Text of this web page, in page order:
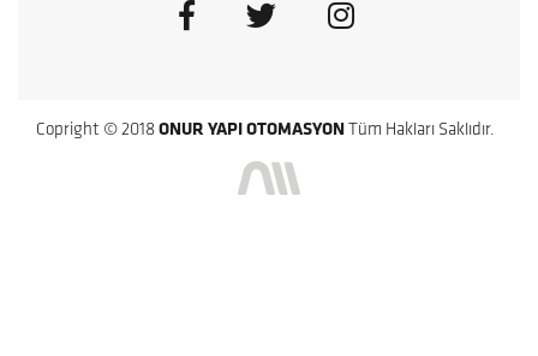
Copright © 2018 ONUR YAPI OTOMASYON Tüm Hakları Saklıdır.